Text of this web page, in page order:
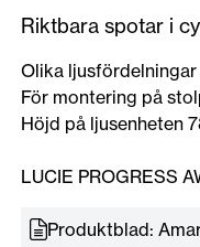
Riktbara spotar i
Olika
För montering på
Höjd på ljusenheten
LUCIE PROGRESS
Produktblad: